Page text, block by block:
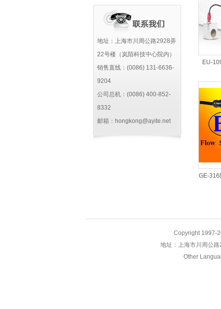
地址：上海市川周公路2928弄
22号楼（岚陌科技中心院内）
销售直线：(0086) 131-6636-
9204
公司总机：(0086) 400-852-
8332
邮箱：hongkong@ayite.net
EU-
GE-316
Copyright 1997-
地址：上海市川周公
Other